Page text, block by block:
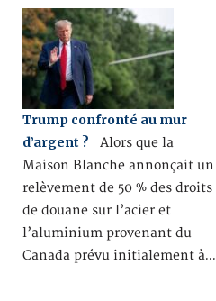
Trump confronté au mur
d’argent ? Alors que la
Maison Blanche annonçait un
relèvement de 50 % des droits
de douane sur l’acier et
l’aluminium provenant du
Canada prévu initialement à…